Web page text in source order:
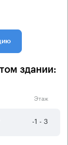
здании:
Этаж
-1 - 3